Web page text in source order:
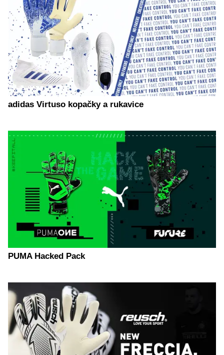
adidas Virtuso kopačky a rukavice
PUMA Hacked Pack